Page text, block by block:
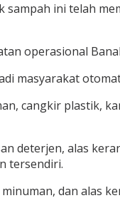
ini telah
operasional
masyarakat
cangkir plastik,
deterjen, alas
tersendiri.
dan alas